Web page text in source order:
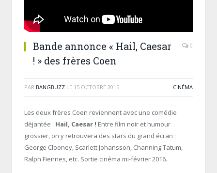
Bande annonce « Hail, Caesar
! » des frères Coen
0
PAR BANGBUZZ LE 15 OCTOBRE 2015 CINÉMA
Les deux frères Coen reviennent avec une comédie
déjantée : Hail, Caesar ! Entre film noir et humour
grossier, on y retrouvera des stars du grand écran :
George Clooney, Scarlett Johansson, Channing Tatum,
Ralph Fiennes, etc. Sortie cinéma mi-février 2016.